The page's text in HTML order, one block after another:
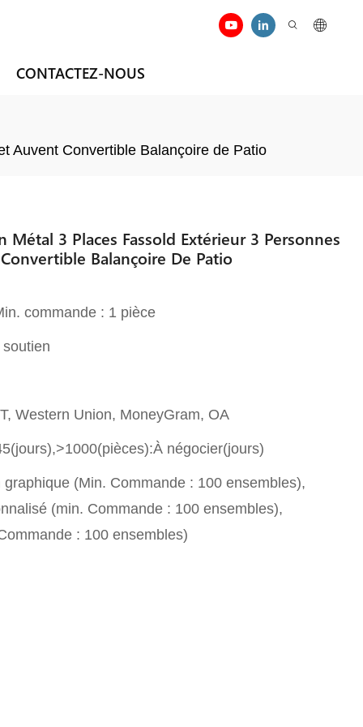
CONTACTEZ-NOUS
Auvent Convertible Balançoire de Patio
Métal 3 Places Fassold Extérieur 3 Personnes
Balançoire De Patio
commande : 1 pièce
Western Union, MoneyGram, OA
négocier(jours)
graphique (Min. Commande : 100 ensembles),
(min. Commande : 100 ensembles),
: 100 ensembles)